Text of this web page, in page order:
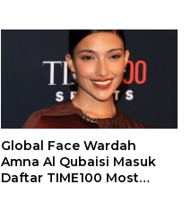
Global Face Wardah
Amna Al Qubaisi Masuk
Daftar TIME100 Most